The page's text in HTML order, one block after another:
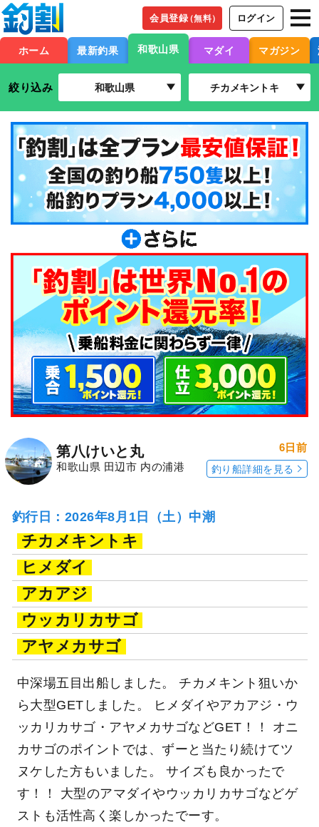
会員登録（無料） ログイン
ホーム 最新釣果 和歌山県 マダイ マガジン
絞り込み 和歌山県 チカメキントキ
第八けいと丸
和歌山県 田辺市 内の浦港
6日前
釣り船詳細を見る
釣行日：2026年8月1日（土）中潮
チカメキントキ
ヒメダイ
アカアジ
ウッカリカサゴ
アヤメカサゴ
中深場五目出船しました。 チカメキント狙いか
ら大型GETしました。 ヒメダイやアカアジ・ウ
ッカリカサゴ・アヤメカサゴなどGET！！ オニ
カサゴのポイントでは、ずーと当たり続けてツ
ヌケした方もいました。 サイズも良かったで
す！！ 大型のアマダイやウッカリカサゴなどゲ
ストも活性高く楽しかったでーす。